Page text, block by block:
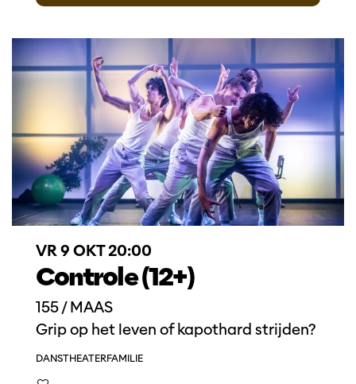
Controle (12+)
155 / MAAS
VR 9 OKT20:00
Grip op het leven of kapothard strijden?
DANSTHEATERFAMILIE